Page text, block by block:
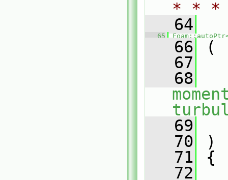
* *
   64
   65
   66
(
   67
   68
   69
   70
)
   71
{
   72